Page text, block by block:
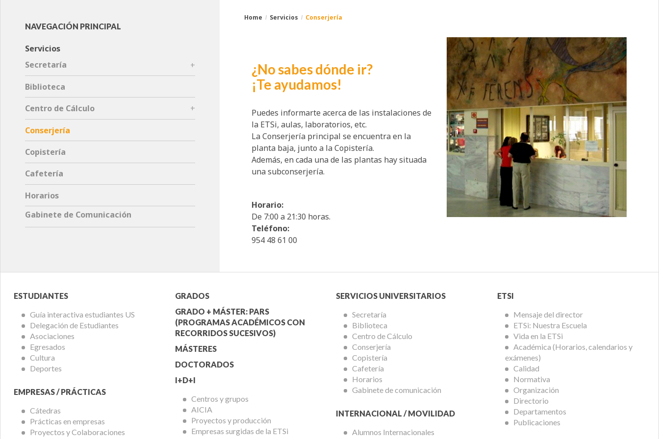
here:
Home Servicios Conserjería
¿No sabes dónde ir?
¡Te ayudamos!
Puedes informarte acerca de las instalaciones de
la ETSi, aulas, laboratorios, etc.
La Conserjería principal se encuentra en la
planta baja, junto a la Copistería.
Además, en cada una de las plantas hay situada
una subconserjería.
Horario:
De 7:00 a 21:30 horas.
Teléfono:
954 48 61 00
NAVEGACIÓN PRINCIPAL
Servicios
Secretaría
Biblioteca
Centro de Cálculo
Conserjería
Copistería
Cafetería
Horarios
Gabinete de Comunicación
Menú
Alumnos
ESTUDIANTES
Guía interactiva estudiantes US
Delegación de Estudiantes
Asociaciones
Egresados
Cultura
Deportes
EMPRESAS / PRÁCTICAS
Cátedras
Prácticas en empresas
Proyectos y Colaboraciones
Menú
Oferta
Académica
GRADOS
GRADO + MÁSTER: PARS
(PROGRAMAS ACADÉMICOS CON
RECORRIDOS SUCESIVOS)
MÁSTERES
DOCTORADOS
I+D+I
Centros y grupos
AICIA
Proyectos y producción
Empresas surgidas de la ETSi
Menú
Servicios
Universitarios
SERVICIOS UNIVERSITARIOS
Secretaría
Biblioteca
Centro de Cálculo
Conserjería
Copistería
Cafetería
Horarios
Gabinete de comunicación
INTERNACIONAL / MOVILIDAD
Alumnos Internacionales
Menú
ETSi
ETSI
Mensaje del director
ETSi: Nuestra Escuela
Vida en la ETSi
Académica (Horarios, calendarios y
exámenes)
Calidad
Normativa
Organización
Directorio
Departamentos
Publicaciones